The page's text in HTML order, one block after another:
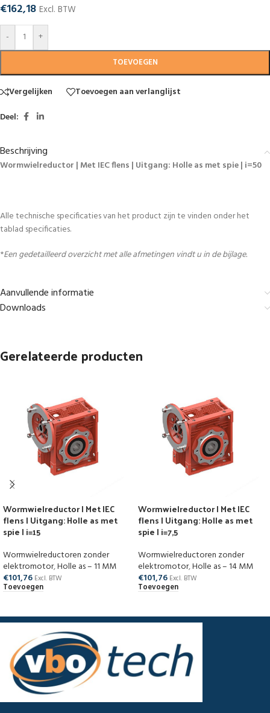
€162,18 Excl. BTW
-
+
TOEVOEGEN
Vergelijken
Toevoegen aan verlanglijst
Deel:
Beschrijving
Wormwielreductor | Met IEC flens | Uitgang: Holle as met spie | i=50
Alle technische specificaties van het product zijn te vinden onder het
tablad specificaties.
*Een gedetailleerd overzicht met alle afmetingen vindt u in de bijlage.
Aanvullende informatie
Downloads
Gerelateerde producten
Wormwielreductor | Met IEC
flens | Uitgang: Holle as met
spie | i=15
Wormwielreductoren zonder
elektromotor,Holle as – 11 MM
€101,76 Excl. BTW
Toevoegen
Wormwielreductor | Met IEC
flens | Uitgang: Holle as met
spie | i=7,5
Wormwielreductoren zonder
elektromotor,Holle as – 14 MM
€101,76 Excl. BTW
Toevoegen